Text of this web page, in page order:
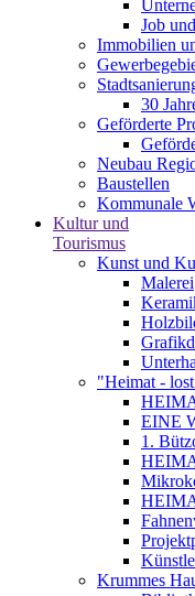
Job
Immobilien
30
Geförderte
Neubau
Baustellen
Kommunale
Kultur und
Tourismus
Kunst und
Malerei
"Heimat -
EINE
1.
Krummes